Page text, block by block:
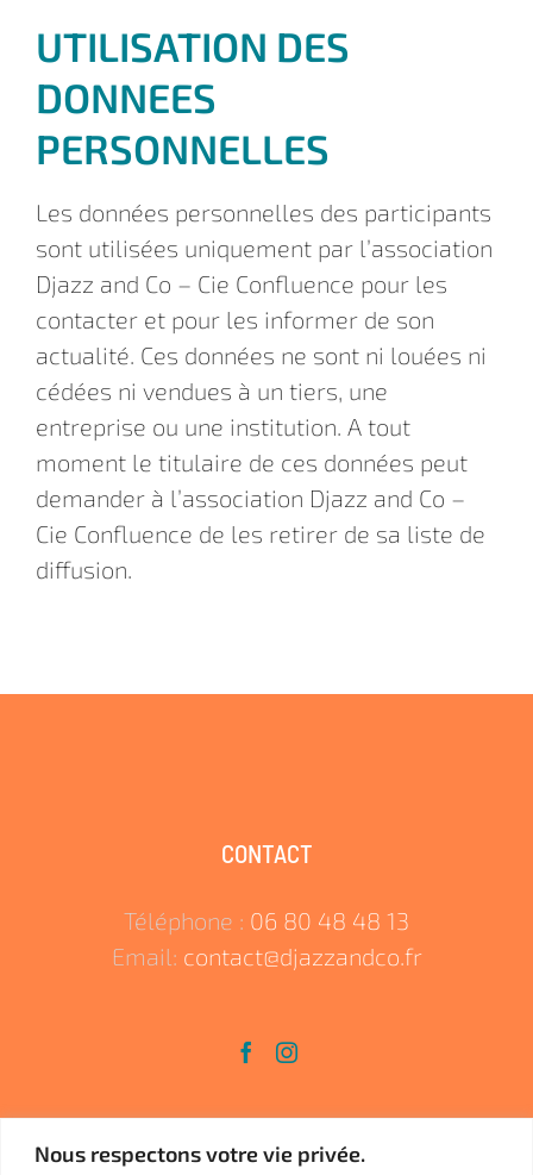
Nous respectons votre vie privée.
UTILISATION DES
DONNEES
PERSONNELLES
Les données personnelles des participants
sont utilisées uniquement par l’association
Djazz and Co – Cie Confluence pour les
contacter et pour les informer de son
actualité. Ces données ne sont ni louées ni
cédées ni vendues à un tiers, une
entreprise ou une institution. A tout
moment le titulaire de ces données peut
demander à l’association Djazz and Co –
Cie Confluence de les retirer de sa liste de
diffusion.
CONTACT
Téléphone : 06 80 48 48 13
Email: contact@djazzandco.fr